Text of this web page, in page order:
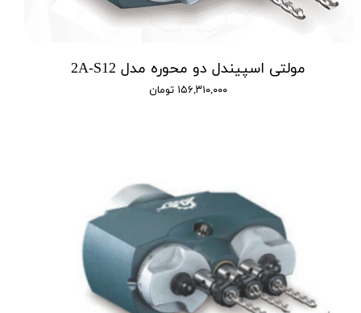
مولتی اسپیندل دو محوره مدل 2A-S12
۱۵۶,۳۱۰,۰۰۰ تومان